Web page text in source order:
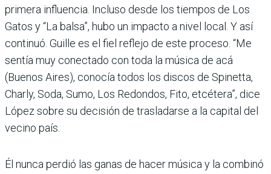
primera influencia. Incluso desde los tiempos de Los
Gatos y “La balsa”, hubo un impacto a nivel local. Y así
continuó. Guille es el fiel reflejo de este proceso. “Me
sentía muy conectado con toda la música de acá
(Buenos Aires), conocía todos los discos de Spinetta,
Charly, Soda, Sumo, Los Redondos, Fito, etcétera”, dice
López sobre su decisión de trasladarse a la capital del
vecino país.
Él nunca perdió las ganas de hacer música y la combinó